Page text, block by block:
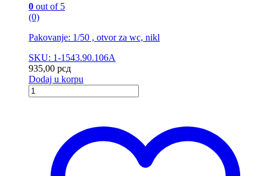
0 out of 5
(0)
Pakovanje: 1/50 , otvor za wc, nikl
SKU: 1-1543.90.106A
935,00 рсд
Dodaj u korpu
Brava
6,5